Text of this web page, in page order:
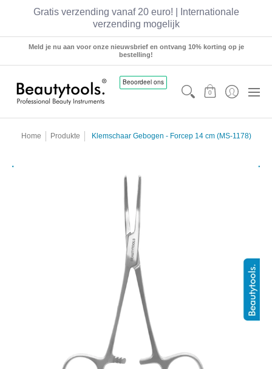
Gratis verzending vanaf 20 euro! | Internationale
verzending mogelijk
Sets Manicure Pedicure Hairstyling
Meld je nu aan voor onze nieuwsbrief en ontvang 10% korting op je
bestelling!
0
Home Produkte Klemschaar Gebogen - Forcep 14 cm (MS-1178)